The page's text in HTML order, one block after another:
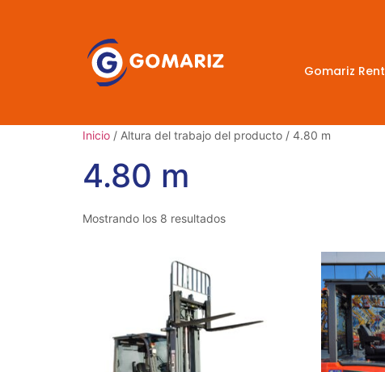
Gomariz Rent
Inicio / Altura del trabajo del producto / 4.80 m
4.80 m
Mostrando los 8 resultados